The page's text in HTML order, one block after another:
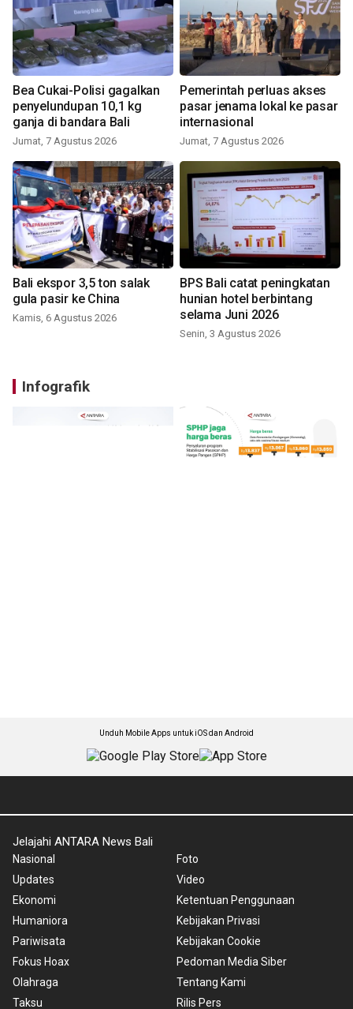
Bea Cukai-Polisi gagalkan
penyelundupan 10,1 kg
ganja di bandara Bali
Jumat, 7 Agustus 2026
Pemerintah perluas akses
pasar jenama lokal ke pasar
internasional
Jumat, 7 Agustus 2026
Bali ekspor 3,5 ton salak
gula pasir ke China
Kamis, 6 Agustus 2026
BPS Bali catat peningkatan
hunian hotel berbintang
selama Juni 2026
Senin, 3 Agustus 2026
Infografik
Unduh Mobile Apps untuk iOS dan Android
Jelajahi ANTARA News Bali
Nasional
Updates
Ekonomi
Humaniora
Pariwisata
Fokus Hoax
Olahraga
Taksu
Foto
Video
Ketentuan Penggunaan
Kebijakan Privasi
Kebijakan Cookie
Pedoman Media Siber
Tentang Kami
Rilis Pers